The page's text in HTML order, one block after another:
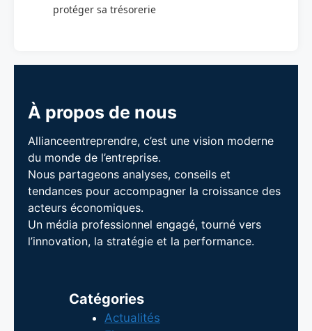
protéger sa trésorerie
À propos de nous
Allianceentreprendre, c’est une vision moderne
du monde de l’entreprise.
Nous partageons analyses, conseils et
tendances pour accompagner la croissance des
acteurs économiques.
Un média professionnel engagé, tourné vers
l’innovation, la stratégie et la performance.
Catégories
Actualités